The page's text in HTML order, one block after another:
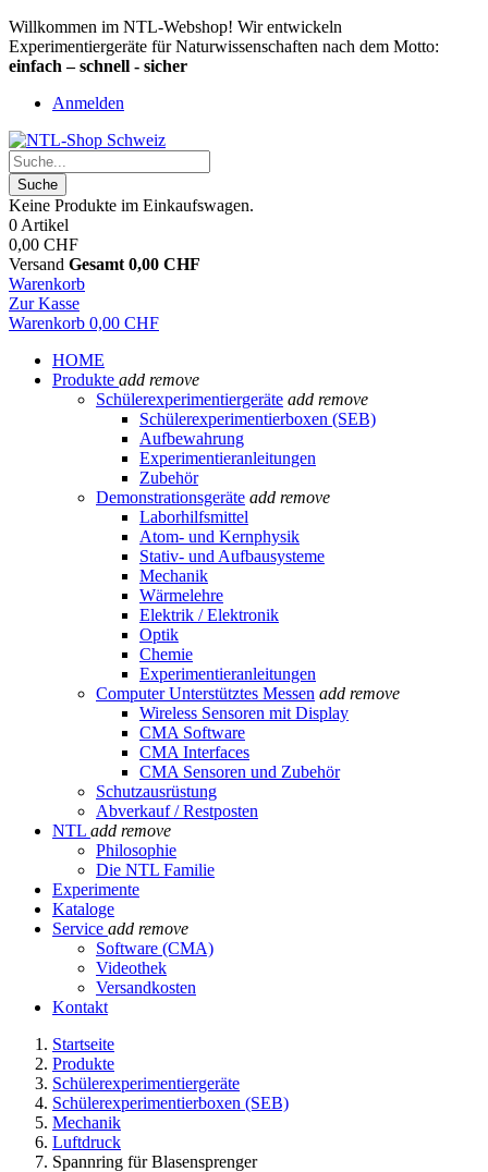
Willkommen im NTL-Webshop! Wir entwickeln
Experimentiergeräte für Naturwissenschaften nach dem Motto:
einfach – schnell - sicher
Anmelden
Suche
Keine Produkte im Einkaufswagen.
0 Artikel
0,00 CHF
Versand Gesamt 0,00 CHF
Warenkorb
Zur Kasse
Warenkorb 0,00 CHF
HOME
Produkte add remove
Schülerexperimentiergeräte add remove
Schülerexperimentierboxen (SEB)
Aufbewahrung
Experimentieranleitungen
Zubehör
Demonstrationsgeräte add remove
Laborhilfsmittel
Atom- und Kernphysik
Stativ- und Aufbausysteme
Mechanik
Wärmelehre
Elektrik / Elektronik
Optik
Chemie
Experimentieranleitungen
Computer Unterstütztes Messen add remove
Wireless Sensoren mit Display
CMA Software
CMA Interfaces
CMA Sensoren und Zubehör
Schutzausrüstung
Abverkauf / Restposten
NTL add remove
Philosophie
Die NTL Familie
Experimente
Kataloge
Service add remove
Software (CMA)
Videothek
Versandkosten
Kontakt
Startseite
Produkte
Schülerexperimentiergeräte
Schülerexperimentierboxen (SEB)
Mechanik
Luftdruck
Spannring für Blasensprenger